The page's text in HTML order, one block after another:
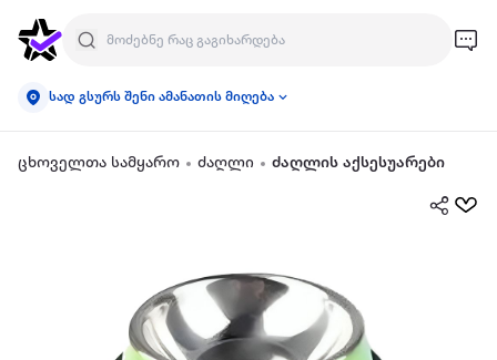
სად გსურს შენი ამანათის მიღება
ცხოველთა სამყარო ძაღლი ძაღლის აქსესუარები